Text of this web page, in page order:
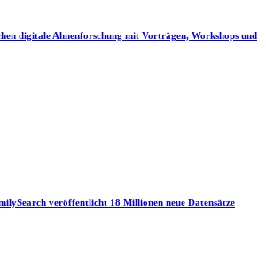
digitale Ahnenforschung mit Vorträgen, Workshops und
veröffentlicht 18 Millionen neue Datensätze